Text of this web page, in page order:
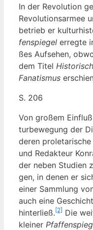
In der Revo­lu­ti­on
Revo­lu­ti­ons­ar­mee
betrieb er
fen­spie­gel erreg­te
ßes Auf­se­hen,
dem Titel
Fana­tis­mus
S. 206
Von gro­ßem
tur­be­we­gung der
deren
und Redak­teur
der neben Stu­di­en
gen, in denen er
einer Samm­lung
auch eine
hin­ter­ließ.[2] Die
klei­ner